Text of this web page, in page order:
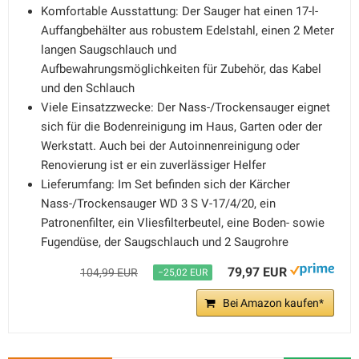
Komfortable Ausstattung: Der Sauger hat einen 17-l-
Auffangbehälter aus robustem Edelstahl, einen 2 Meter
langen Saugschlauch und
Aufbewahrungsmöglichkeiten für Zubehör, das Kabel
und den Schlauch
Viele Einsatzzwecke: Der Nass-/Trockensauger eignet
sich für die Bodenreinigung im Haus, Garten oder der
Werkstatt. Auch bei der Autoinnenreinigung oder
Renovierung ist er ein zuverlässiger Helfer
Lieferumfang: Im Set befinden sich der Kärcher
Nass-/Trockensauger WD 3 S V-17/4/20, ein
Patronenfilter, ein Vliesfilterbeutel, eine Boden- sowie
Fugendüse, der Saugschlauch und 2 Saugrohre
104,99 EUR −25,02 EUR 79,97 EUR
Bei Amazon kaufen*